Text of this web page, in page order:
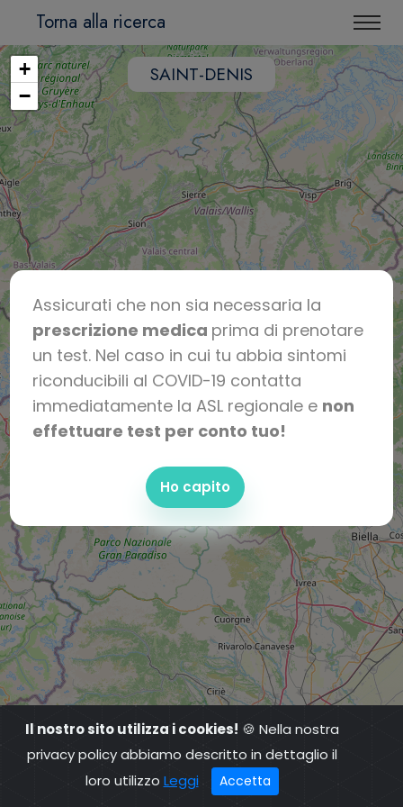
Assicurati che non sia necessaria la
prescrizione medica prima di prenotare
un test. Nel caso in cui tu abbia sintomi
riconducibili al COVID-19 contatta
immediatamente la ASL regionale e non
effettuare test per conto tuo!
Ho capito
Torna alla ricerca
SAINT-DENIS
+
−
Il nostro sito utilizza i cookies! 🍪 Nella nostra
privacy policy abbiamo descritto in dettaglio il
loro utilizzo Leggi Accetta